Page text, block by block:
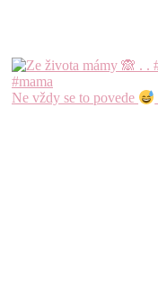
Ne vždy se to povede